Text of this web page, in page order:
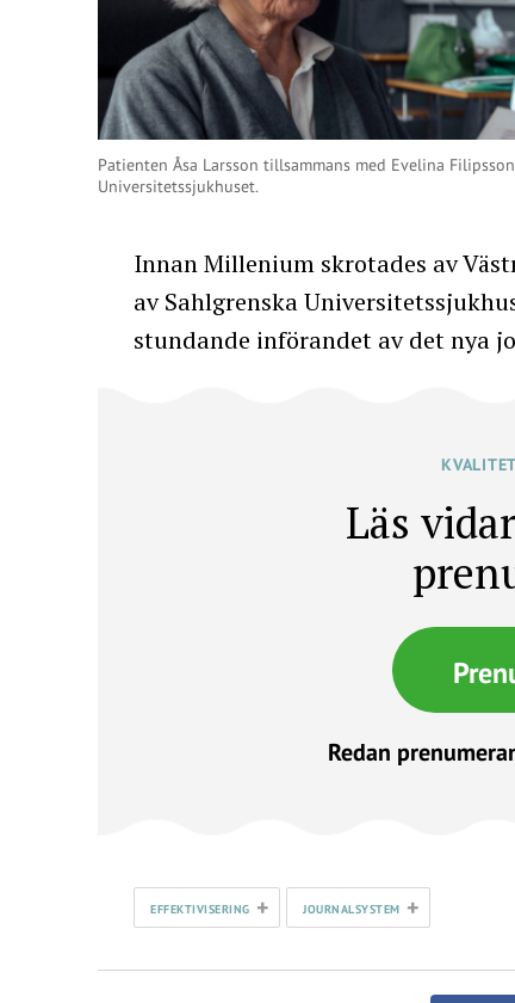
Patienten Åsa Larsson tillsammans med Evelina
Universitetssjukhuset.
Innan Millenium skrotades av
av Sahlgrenska
stundande införandet av det nya
Läs
Redan
EFFEKTIVISERING + JOURNALSYSTEM +